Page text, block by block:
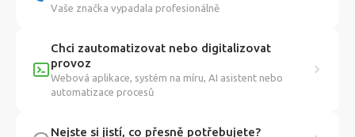
Vaše značka vypadala profesionálně
Chci zautomatizovat nebo digitalizovat
provoz
Webová aplikace, systém na míru, AI asistent nebo
automatizace procesů
Nejste si jistí, co přesně potřebujete?